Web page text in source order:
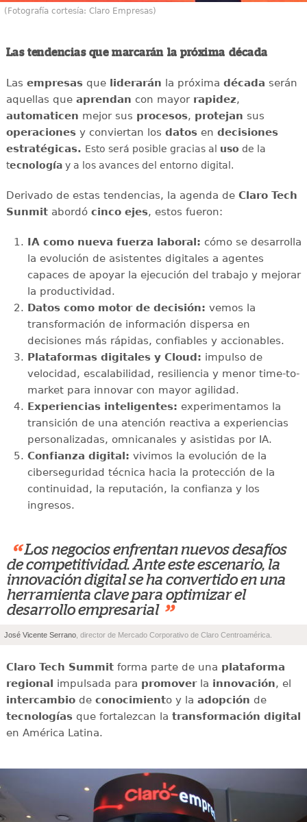
(Fotografía cortesía: Claro Empresas)
Las tendencias que marcarán la próxima década
Las empresasqueliderarán la próxima década serán
aquellas queaprendan con mayor rapidez,
automaticen mejor sus procesos, protejan sus
operacionesy conviertan los datosen decisiones
estratégicas. Esto será posible gracias al uso de la
tecnologíay a los avances del entorno digital.
Derivado de estas tendencias, la agenda de Claro Tech
Sunmitabordó cinco ejes, estos fueron:
IA como nueva fuerza laboral: cómo se desarrolla
la evolución de asistentes digitales a agentes
capaces de apoyar la ejecución del trabajo y mejorar
la productividad.
Datos como motor de decisión: vemos la
transformación de información dispersa en
decisiones más rápidas, confiables y accionables.
Plataformas digitales y Cloud: impulso de
velocidad, escalabilidad, resiliencia y menor time-to-
market para innovar con mayor agilidad.
Experiencias inteligentes: experimentamos la
transición de una atención reactiva a experiencias
personalizadas, omnicanales y asistidas por IA.
Confianza digital: vivimos la evolución de la
ciberseguridad técnica hacia la protección de la
continuidad, la reputación, la confianza y los
ingresos.
“ Los negocios enfrentan nuevos desafíos
de competitividad. Ante este escenario, la
innovación digital se ha convertido en una
herramienta clave para optimizar el
desarrollo empresarial ”
José Vicente Serrano , director de Mercado Corporativo de Claro Centroamérica.
Claro Tech Summitforma parte de una plataforma
regional impulsada para promoverla innovación, el
intercambiode conocimiento y la adopción de
tecnologíasque fortalezcan la transformación digital
en América Latina.